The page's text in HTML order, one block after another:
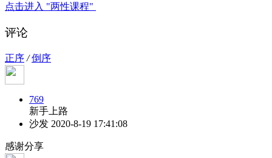
点击进入 "两性课程"
评论
正序 / 倒序
769
新手上路
沙发 2020-8-19 17:41:08
感谢分享